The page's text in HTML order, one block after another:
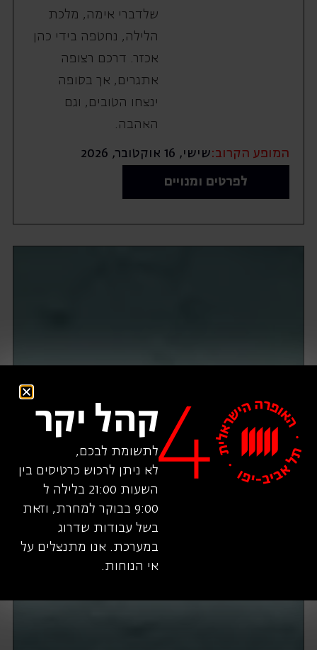
שלדברי אימה, מלכת
הלילה, נחטפה בידי כהן
אכזר. דרכם רצופה
אתגרים, אך בסופה
ינצחו הטובים, וגם
האהבה.
המופע הקרוב:שישי, 16 אוקטובר, 2026
לפרטים ומנויים
קהל יקר
לתשומת לבכם,
לא ניתן לרכוש כרטיסים בין
השעות 21:00 בלילה ל
9:00 בבוקר למחרת, וזאת
בשל עבודות שדרוג
במערכת. אנו מתנצלים על
אי הנוחות.